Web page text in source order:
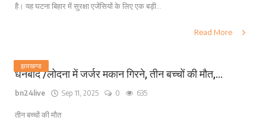
है। यह घटना बिहार में सुरक्षा एजेंसियों के लिए एक बड़ी...
Read More
झारखण्ड
धनबाद /लोदना में जर्जर मकान गिरने, तीन बच्चों की मौत,...
bn24live Sep 11, 2025 0 635
तीन बच्चों की मौत